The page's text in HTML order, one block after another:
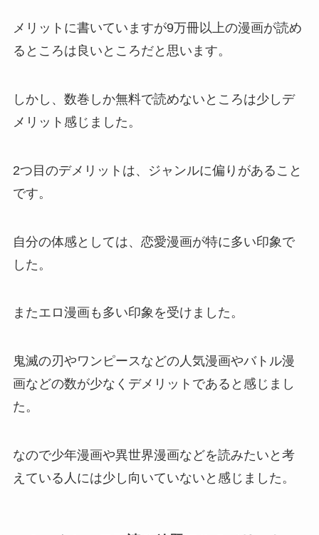
メリットに書いていますが9万冊以上の漫画が読め
るところは良いところだと思います。
しかし、数巻しか無料で読めないところは少しデ
メリット感じました。
2つ目のデメリットは、ジャンルに偏りがあること
です。
自分の体感としては、恋愛漫画が特に多い印象で
した。
またエロ漫画も多い印象を受けました。
鬼滅の刃やワンピースなどの人気漫画やバトル漫
画などの数が少なくデメリットであると感じまし
た。
なので少年漫画や異世界漫画などを読みたいと考
えている人には少し向いていないと感じました。